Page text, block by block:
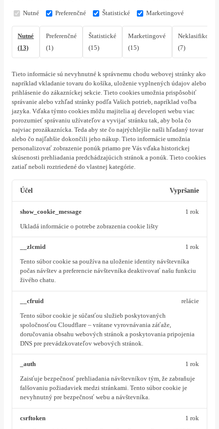
Nutné Preferenčné Štatistické Marketingové
Nutné
(13)
Preferenčné
(1)
Štatistické
(15)
Marketingové
(15)
(7)
Tieto informácie sú nevyhnutné k správnemu chodu webovej stránky ako
napríklad vkladanie tovaru do košíka, uloženie vyplnených údajov alebo
prihlásenie do zákazníckej sekcie. Tieto cookies umožnia prispôsobiť
správanie alebo vzhľad stránky podľa Vašich potrieb, napríklad voľba
jazyka. Vďaka týmto cookies môžu majitelia aj developeri webu viac
porozumieť správaniu užívateľov a vyvijať stránku tak, aby bola čo
najviac prozákaznícka. Teda aby ste čo najrýchlejšie našli hľadaný tovar
alebo čo najľahšie dokončili jeho nákup. Tieto informácie umožnia
personalizovať zobrazenie ponúk priamo pre Vás vďaka historickej
skúsenosti prehliadania predchádzajúcich stránok a ponúk. Tieto cookies
zatiaľ neboli roztriedené do vlastnej kategórie.
Účel Vypršanie
show_cookie_message
Ukladá informácie o potrebe zobrazenia cookie lišty
1 rok
__zlcmid
Tento súbor cookie sa používa na uloženie identity návštevníka
počas návštev a preferencie návštevníka deaktivovať našu funkciu
živého chatu.
1 rok
__cfruid
Tento súbor cookie je súčasťou služieb poskytovaných
spoločnosťou Cloudflare – vrátane vyrovnávania záťaže,
doručovania obsahu webových stránok a poskytovania pripojenia
DNS pre prevádzkovateľov webových stránok.
relácie
_auth
Zaisťuje bezpečnosť prehliadania návštevníkov tým, že zabraňuje
falšovaniu požiadaviek medzi stránkami. Tento súbor cookie je
nevyhnutný pre bezpečnosť webu a návštevníka.
1 rok
csrftoken 1 rok